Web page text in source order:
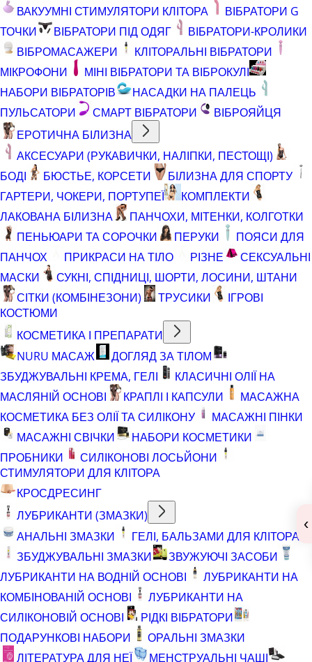
ВАКУУМНІ СТИМУЛЯТОРИ КЛІТОРА
ВІБРАТОРИ G
ТОЧКИ
ВІБРАТОРИ ПІД ОДЯГ
ВІБРАТОРИ-КРОЛИКИ
ВІБРОМАСАЖЕРИ
КЛІТОРАЛЬНІ ВІБРАТОРИ
МІКРОФОНИ
МІНІ ВІБРАТОРИ ТА ВІБРОКУЛІ
НАБОРИ ВІБРАТОРІВ
НАСАДКИ НА ПАЛЕЦЬ
ПУЛЬСАТОРИ
СМАРТ ВІБРАТОРИ
ВІБРОЯЙЦЯ
ЕРОТИЧНА БІЛИЗНА
АКСЕСУАРИ (РУКАВИЧКИ, НАЛІПКИ, ПЕСТОЩІ)
БОДІ
БЮСТЬЕ, КОРСЕТИ
БІЛИЗНА ДЛЯ СПОРТУ
ГАРТЕРИ, ЧОКЕРИ, ПОРТУПЕЇ
КОМПЛЕКТИ
ЛАКОВАНА БІЛИЗНА
ПАНЧОХИ, МІТЕНКИ, КОЛГОТКИ
ПЕНЬЮАРИ ТА СОРОЧКИ
ПЕРУКИ
ПОЯСИ ДЛЯ
ПАНЧОХ
ПРИКРАСИ НА ТІЛО РІЗНЕ
СЕКСУАЛЬНІ
МАСКИ
СУКНІ, СПІДНИЦІ, ШОРТИ, ЛОСИНИ, ШТАНИ
СІТКИ (КОМБІНЕЗОНИ)
ТРУСИКИ
ІГРОВІ
КОСТЮМИ
КОСМЕТИКА І ПРЕПАРАТИ
NURU МАСАЖ
ДОГЛЯД ЗА ТІЛОМ
ЗБУДЖУВАЛЬНІ КРЕМА, ГЕЛІ
КЛАСИЧНІ ОЛІЇ НА
МАСЛЯНІЙ ОСНОВІ
КРАПЛІ І КАПСУЛИ
МАСАЖНА
КОСМЕТИКА БЕЗ ОЛІЇ ТА СИЛІКОНУ
МАСАЖНІ ПІНКИ
МАСАЖНІ СВІЧКИ
НАБОРИ КОСМЕТИКИ
ПРОБНИКИ
СИЛІКОНОВІ ЛОСЬЙОНИ
СТИМУЛЯТОРИ ДЛЯ КЛІТОРА
КРОСДРЕСИНГ
ЛУБРИКАНТИ (ЗМАЗКИ)
АНАЛЬНІ ЗМАЗКИ
ГЕЛІ, БАЛЬЗАМИ ДЛЯ КЛІТОРА
ЗБУДЖУВАЛЬНІ ЗМАЗКИ
ЗВУЖУЮЧІ ЗАСОБИ
ЛУБРИКАНТИ НА ВОДНІЙ ОСНОВІ
ЛУБРИКАНТИ НА
КОМБІНОВАНІЙ ОСНОВІ
ЛУБРИКАНТИ НА
СИЛІКОНОВІЙ ОСНОВІ
РІДКІ ВІБРАТОРИ
ПОДАРУНКОВІ НАБОРИ
ОРАЛЬНІ ЗМАЗКИ
ЛІТЕРАТУРА ДЛЯ НЕЇ
МЕНСТРУАЛЬНІ ЧАШІ
‹